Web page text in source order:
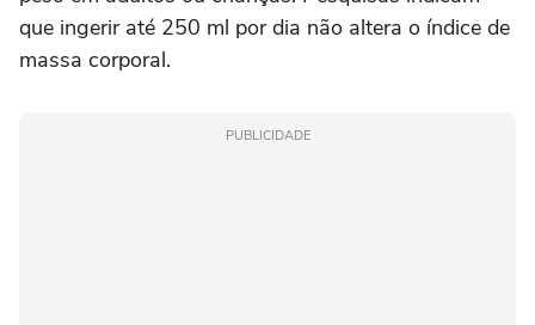
que ingerir até 250 ml por dia não altera o índice de
massa corporal.
PUBLICIDADE